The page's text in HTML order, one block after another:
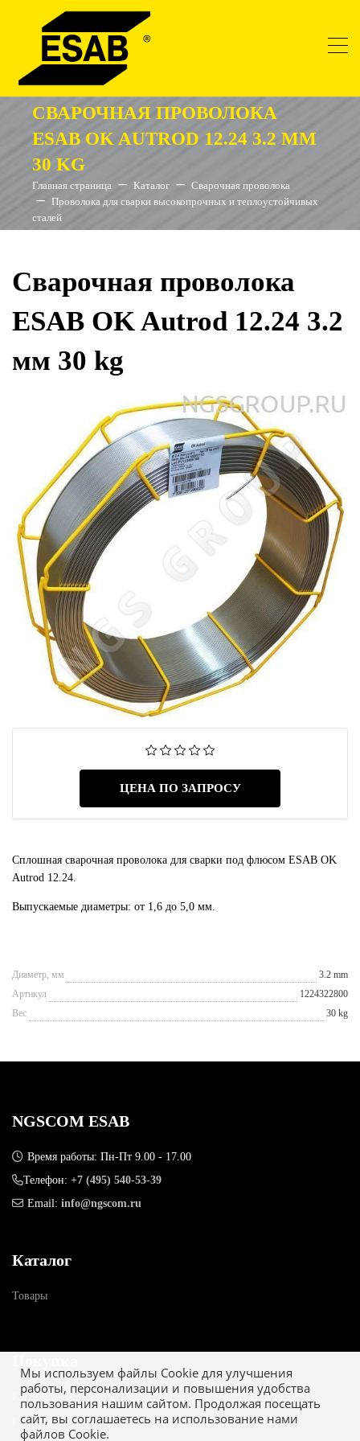
СВАРОЧНАЯ ПРОВОЛОКА
ESAB OK AUTROD 12.24 3.2 ММ
30 KG
Главная страница Каталог
Сварочная проволока
Проволока для сварки высокопрочных и теплоустойчивых
сталей
Сварочная проволока
ESAB OK Autrod 12.24 3.2
мм 30 kg
ЦЕНА ПО ЗАПРОСУ
Сплошная сварочная проволока для сварки под флюсом ESAB OK
Autrod 12.24.
Выпускаемые диаметры: от 1,6 до 5,0 мм.
Диаметр, мм
3.2 mm
Артикул
1224322800
Вес
30 kg
Мы используем файлы Cookie для улучшения
работы, персонализации и повышения удобства
пользования нашим сайтом. Продолжая посещать
сайт, вы соглашаетесь на использование нами
файлов Cookie.
NGSCOM ESAB
Время работы: Пн-Пт 9.00 - 17.00
Телефон: +7 (495) 540-53-39
Email: info@ngscom.ru
Каталог
Товары
Как купить
Гарантия